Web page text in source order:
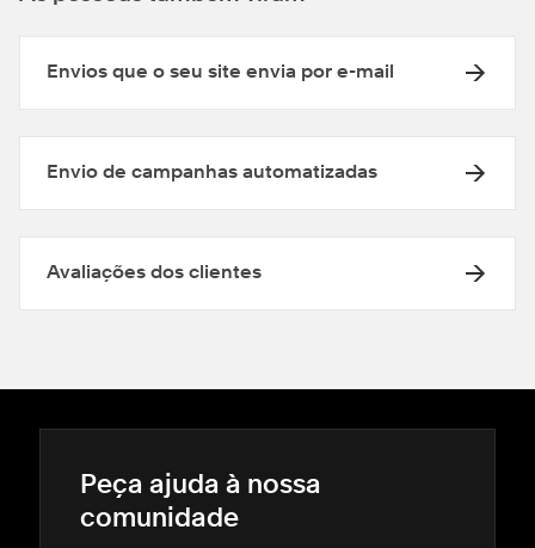
Envios que o seu site envia por e-mail
Envio de campanhas automatizadas
Avaliações dos clientes
Peça ajuda à nossa
comunidade